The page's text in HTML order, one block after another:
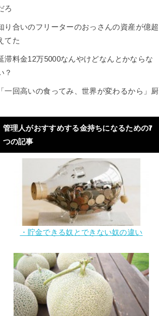
ろ
り合いのフリーターのおっさんの資産が億超
てた
滞料金12万5000なんやけどなんとかならな
？
「一回高いの食ってみ、世界が変わるから」厨
管理人がおすすめする金持ちになるための7
つの記事
・貯金できる奴とできない奴の違い